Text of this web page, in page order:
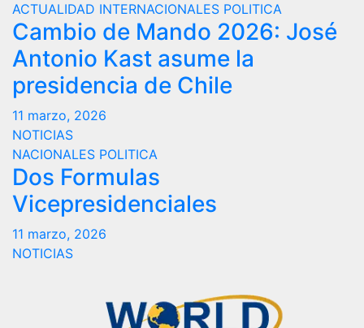
ACTUALIDAD INTERNACIONALES POLITICA
Cambio de Mando 2026: José
Antonio Kast asume la
presidencia de Chile
11 marzo, 2026
NOTICIAS
NACIONALES POLITICA
Dos Formulas
Vicepresidenciales
11 marzo, 2026
NOTICIAS